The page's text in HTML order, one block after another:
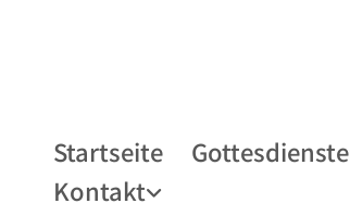
Startseite Gottesdienste
Kontakt